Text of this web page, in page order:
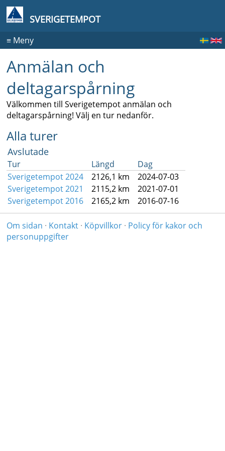
SVERIGETEMPOT
≡Meny
Anmälan och
deltagarspårning
Välkommen till Sverigetempot anmälan och
deltagarspårning! Välj en tur nedanför.
Alla turer
Avslutade
Tur Längd
Dag
Sverigetempot 2024
2126,1 km
2024-07-03
Sverigetempot 2021
2115,2 km
2021-07-01
Sverigetempot 2016
2165,2 km 2016-07-16
Om sidan · Kontakt· Köpvillkor· Policy för kakor och
personuppgifter